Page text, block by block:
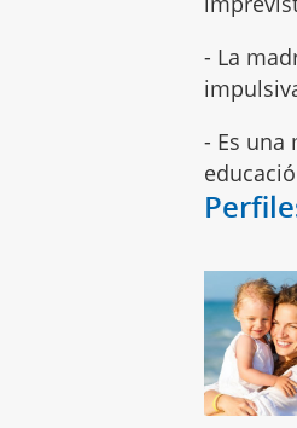
- La
- Es una